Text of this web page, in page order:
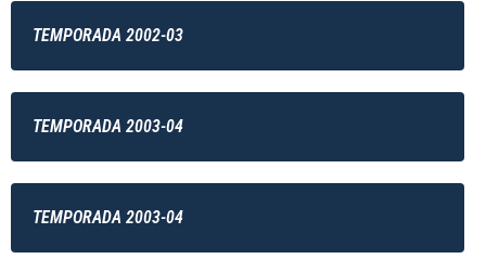
TEMPORADA 2002-03
TEMPORADA 2003-04
TEMPORADA 2003-04